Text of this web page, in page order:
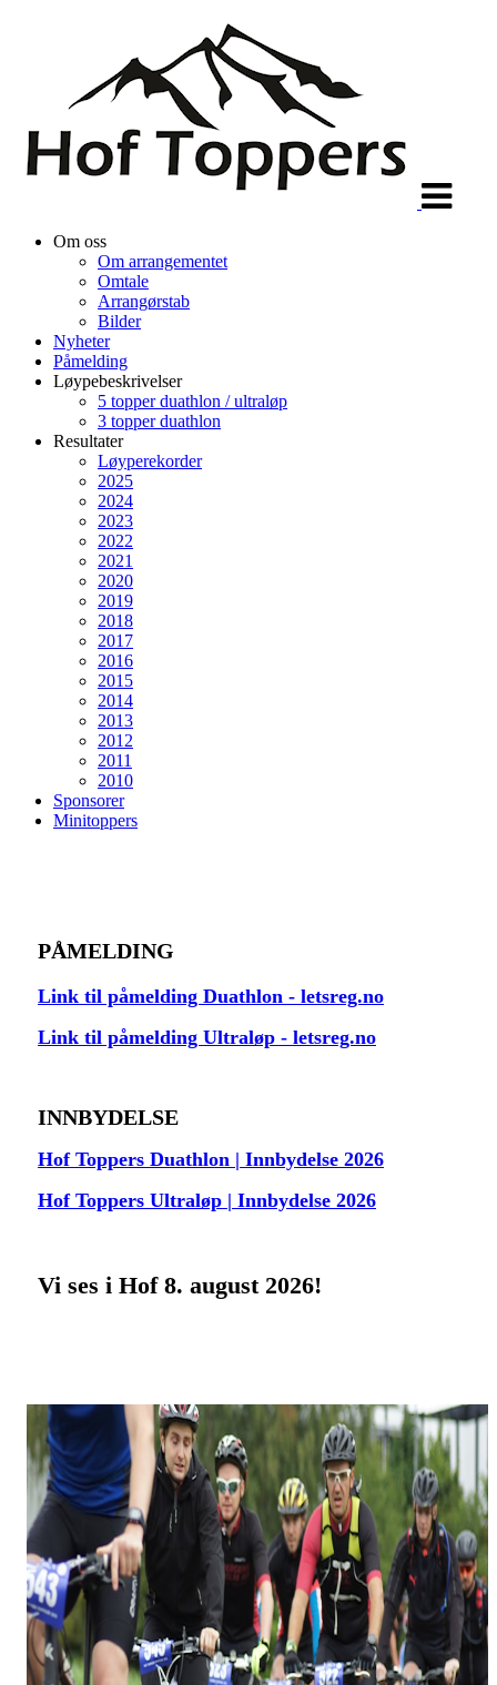
Om oss
Om arrangementet
Omtale
Arrangørstab
Bilder
Nyheter
Påmelding
Løypebeskrivelser
5 topper duathlon / ultraløp
3 topper duathlon
Resultater
Løyperekorder
2025
2024
2023
2022
2021
2020
2019
2018
2017
2016
2015
2014
2013
2012
2011
2010
Sponsorer
Minitoppers
PÅMELDING
Link til påmelding Duathlon - letsreg.no
Link til påmelding Ultraløp - letsreg.no
INNBYDELSE
Hof Toppers Duathlon | Innbydelse 2026
Hof Toppers Ultraløp | Innbydelse 2026
Vi ses i Hof 8. august 2026!